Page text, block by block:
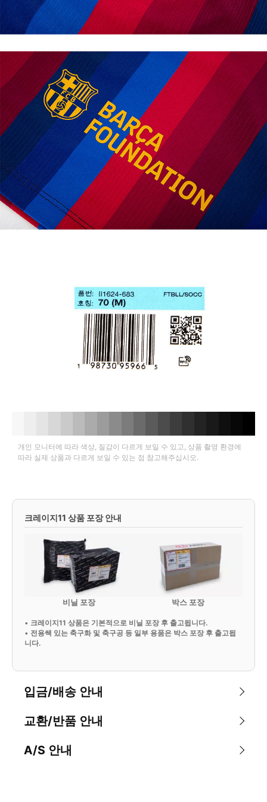
개인 모니터에 따라 색상, 질감이 다르게 보일 수 있고, 상품 촬영 환경에
따라 실제 상품과 다르게 보일 수 있는 점 참고해주십시오.
크레이지11 상품 포장 안내
비닐 포장 박스 포장
• 크레이지11 상품은 기본적으로 비닐 포장 후 출고됩니다.
• 전용쌕 있는 축구화 및 축구공 등 일부 용품은 박스 포장 후 출고됩
니다.
입금/배송 안내
교환/반품 안내
A/S 안내